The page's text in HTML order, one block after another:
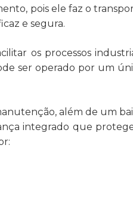
pois ele faz o
e segura.
os processos
ser operado por um
além de um
integrado que